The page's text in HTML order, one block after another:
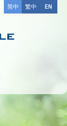
EN
繁中
简中